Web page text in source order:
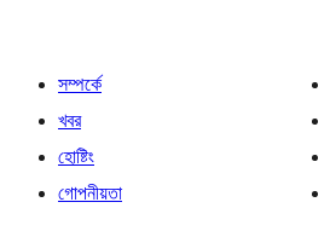
সম্পর্কে
খবর
হোষ্টিং
গোপনীয়তা